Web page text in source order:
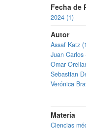
Fecha de
2024 (1)
Autor
Assaf Katz
Juan Carlos
Omar
Sebastian
Verónica
Materia
Ciencias